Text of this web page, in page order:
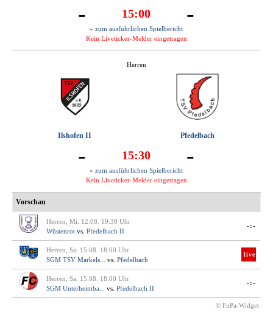
- 15:00 -
» zum ausführlichen Spielbericht
Kein Liveticker-Melder eingetragen
Herren
Ilshofen II Pfedelbach
- 15:30 -
» zum ausführlichen Spielbericht
Kein Liveticker-Melder eingetragen
Vorschau
Herren, Mi. 12.08. 19:30 Uhr
Wüstenrot vs. Pfedelbach II
-:-
Herren, Sa. 15.08. 18:00 Uhr
SGM TSV Markels...
vs. Pfedelbach
live
Herren, Sa. 15.08. 18:00 Uhr
SGM Unterheimba...
vs. Pfedelbach II
-:-
© FuPa-Widget